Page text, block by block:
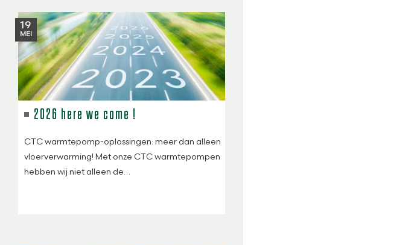
19
MEI
2026 here we come !
CTC warmtepomp-oplossingen: meer dan alleen
vloerverwarming! Met onze CTC warmtepompen
hebben wij niet alleen de…